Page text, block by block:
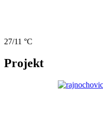
27/11 °C
Projekt